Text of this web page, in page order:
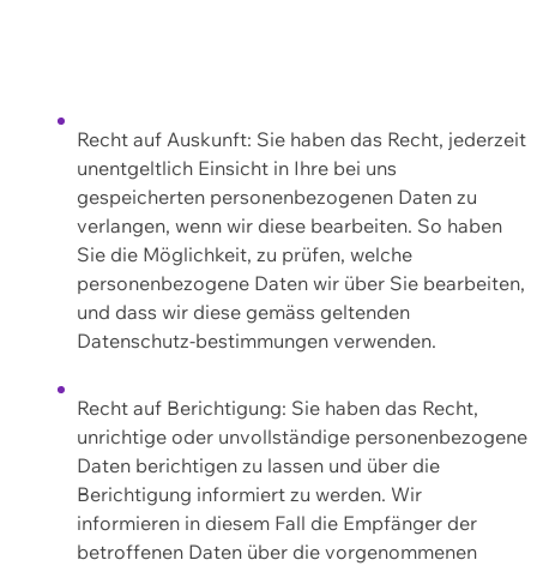
Recht auf Auskunft: Sie haben das Recht, jederzeit
unentgeltlich Einsicht in Ihre bei uns
gespeicherten personenbezogenen Daten zu
verlangen, wenn wir diese bearbeiten. So haben
Sie die Möglichkeit, zu prüfen, welche
personenbezogene Daten wir über Sie bearbeiten,
und dass wir diese gemäss geltenden
Datenschutz-bestimmungen verwenden.
Recht auf Berichtigung: Sie haben das Recht,
unrichtige oder unvollständige personenbezogene
Daten berichtigen zu lassen und über die
Berichtigung informiert zu werden. Wir
informieren in diesem Fall die Empfänger der
betroffenen Daten über die vorgenommenen